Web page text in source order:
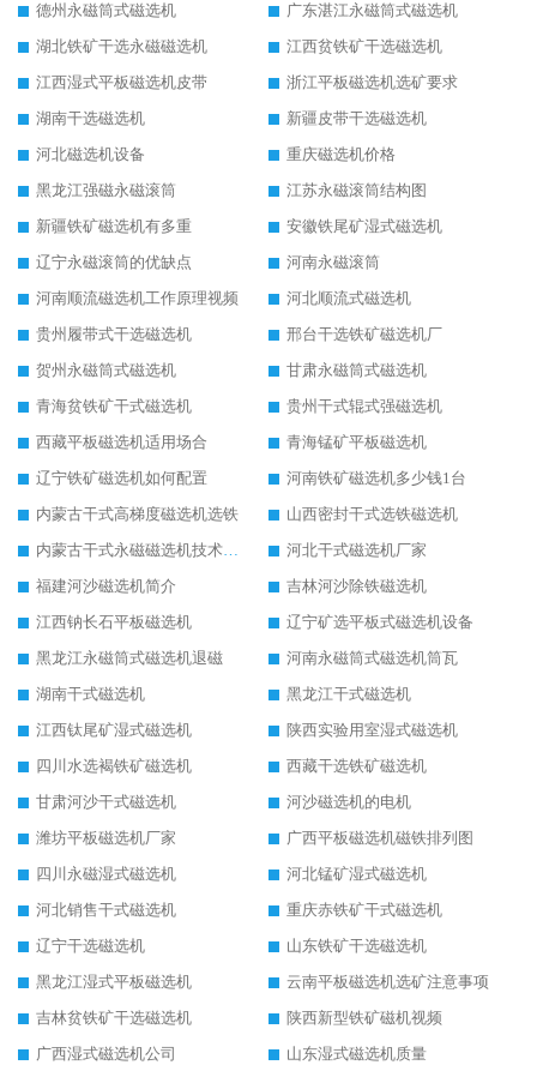
德州永磁筒式磁选机
广东湛江永磁筒式磁选机
湖北铁矿干选永磁磁选机
江西贫铁矿干选磁选机
江西湿式平板磁选机皮带
浙江平板磁选机选矿要求
湖南干选磁选机
新疆皮带干选磁选机
河北磁选机设备
重庆磁选机价格
黑龙江强磁永磁滚筒
江苏永磁滚筒结构图
新疆铁矿磁选机有多重
安徽铁尾矿湿式磁选机
辽宁永磁滚筒的优缺点
河南永磁滚筒
河南顺流磁选机工作原理视频
河北顺流式磁选机
贵州履带式干选磁选机
邢台干选铁矿磁选机厂
贺州永磁筒式磁选机
甘肃永磁筒式磁选机
青海贫铁矿干式磁选机
贵州干式辊式强磁选机
西藏平板磁选机适用场合
青海锰矿平板磁选机
辽宁铁矿磁选机如何配置
河南铁矿磁选机多少钱1台
内蒙古干式高梯度磁选机选铁
山西密封干式选铁磁选机
内蒙古干式永磁磁选机技术要求
河北干式磁选机厂家
福建河沙磁选机简介
吉林河沙除铁磁选机
江西钠长石平板磁选机
辽宁矿选平板式磁选机设备
黑龙江永磁筒式磁选机退磁
河南永磁筒式磁选机筒瓦
湖南干式磁选机
黑龙江干式磁选机
江西钛尾矿湿式磁选机
陕西实验用室湿式磁选机
四川水选褐铁矿磁选机
西藏干选铁矿磁选机
甘肃河沙干式磁选机
河沙磁选机的电机
潍坊平板磁选机厂家
广西平板磁选机磁铁排列图
四川永磁湿式磁选机
河北锰矿湿式磁选机
河北销售干式磁选机
重庆赤铁矿干式磁选机
辽宁干选磁选机
山东铁矿干选磁选机
黑龙江湿式平板磁选机
云南平板磁选机选矿注意事项
吉林贫铁矿干选磁选机
陕西新型铁矿磁机视频
广西湿式磁选机公司
山东湿式磁选机质量